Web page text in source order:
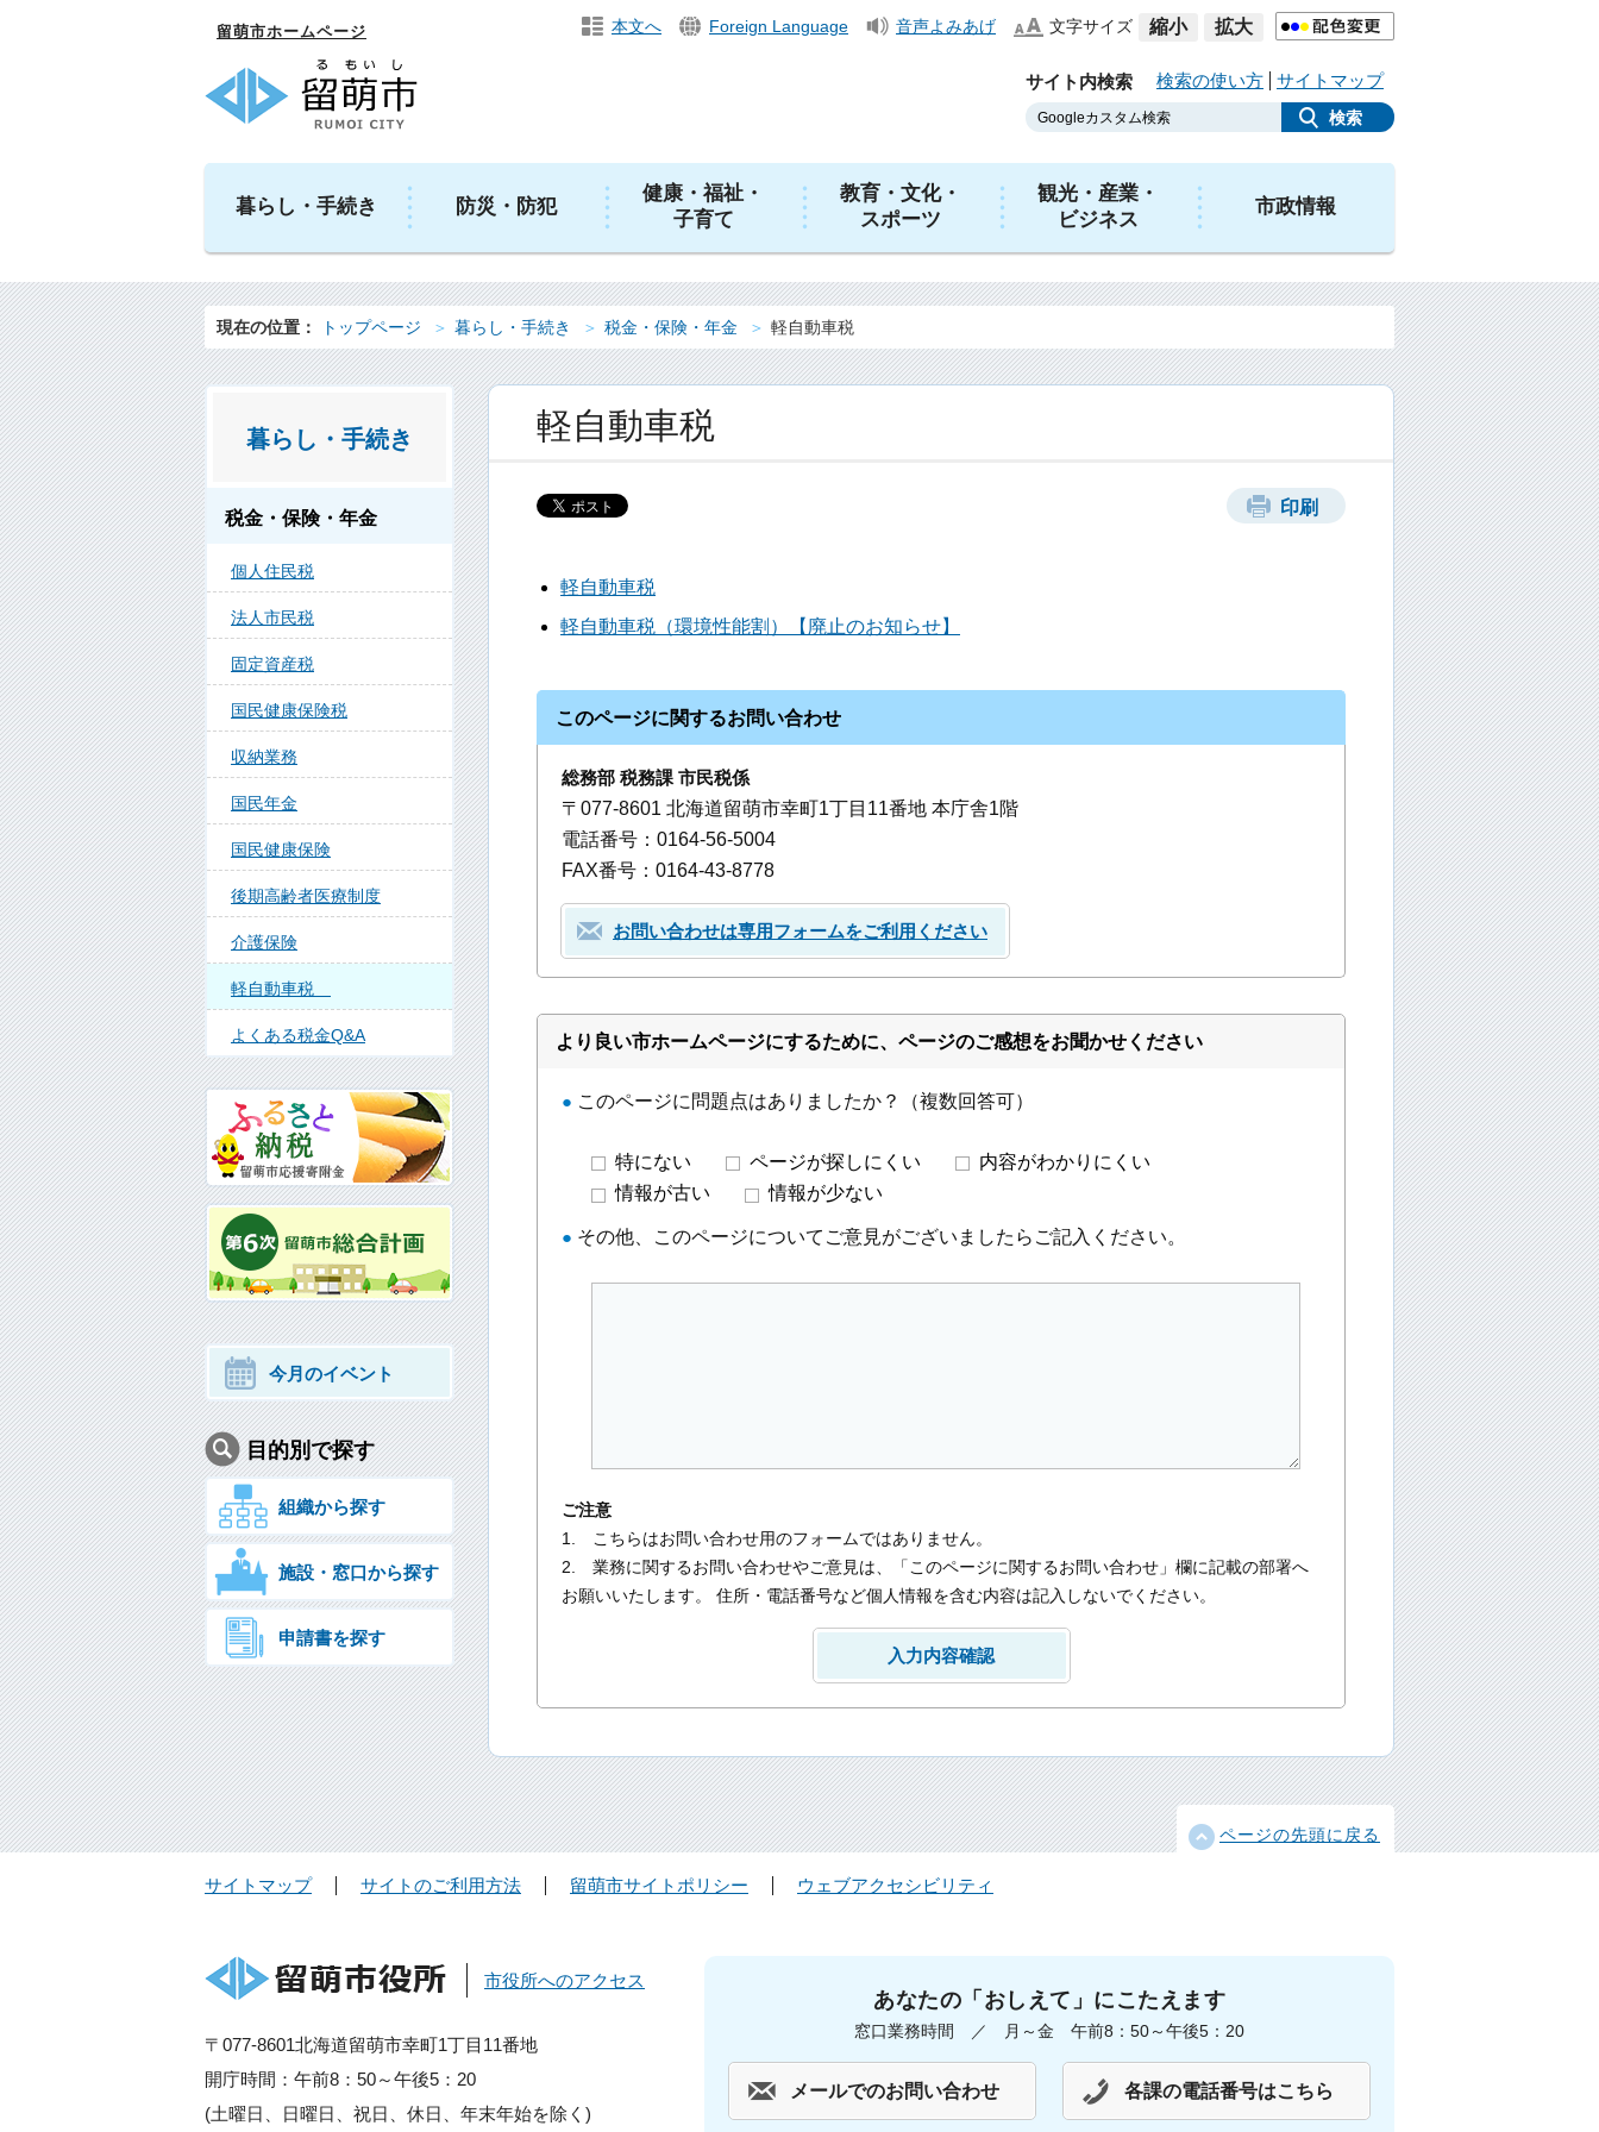
留萌市ホームページ 本文へ Foreign Language 音声よみあげ 文字サイズ 縮小 拡大
サイト内検索 検索の使い方 サイトマップ
暮らし・手続き 防災・防犯
健康・福祉・
子育て
教育・文化・
スポーツ
観光・産業・
ビジネス
市政情報
現在の位置： トップページ 暮らし・手続き 税金・保険・年金 軽自動車税
軽自動車税
印刷
軽自動車税
軽自動車税（環境性能割）【廃止のお知らせ】
このページに関するお問い合わせ
総務部 税務課 市民税係
〒077-8601 北海道留萌市幸町1丁目11番地 本庁舎1階
電話番号：0164-56-5004
FAX番号：0164-43-8778
お問い合わせは専用フォームをご利用ください
より良い市ホームページにするために、ページのご感想をお聞かせください
● このページに問題点はありましたか？（複数回答可）
特にない ページが探しにくい
内容がわかりにくい
情報が古い
情報が少ない
● その他、このページについてご意見がございましたらご記入ください。
ご注意
1. こちらはお問い合わせ用のフォームではありません。
2. 業務に関するお問い合わせやご意見は、「このページに関するお問い合わせ」欄に記載の部署へ
お願いいたします。 住所・電話番号など個人情報を含む内容は記入しないでください。
暮らし・手続き
税金・保険・年金
個人住民税
法人市民税
固定資産税
国民健康保険税
収納業務
国民年金
国民健康保険
後期高齢者医療制度
介護保険
軽自動車税
よくある税金Q&A
今月のイベント
目的別で探す
組織から探す
施設・窓口から探す
申請書を探す
ページの先頭に戻る
サイトマップ サイトのご利用方法 留萌市サイトポリシー ウェブアクセシビリティ
市役所へのアクセス
〒077-8601北海道留萌市幸町1丁目11番地
開庁時間：午前8：50～午後5：20
(土曜日、日曜日、祝日、休日、年末年始を除く)
あなたの「おしえて」にこたえます
窓口業務時間 ／ 月～金 午前8：50～午後5：20
メールでのお問い合わせ 各課の電話番号はこちら